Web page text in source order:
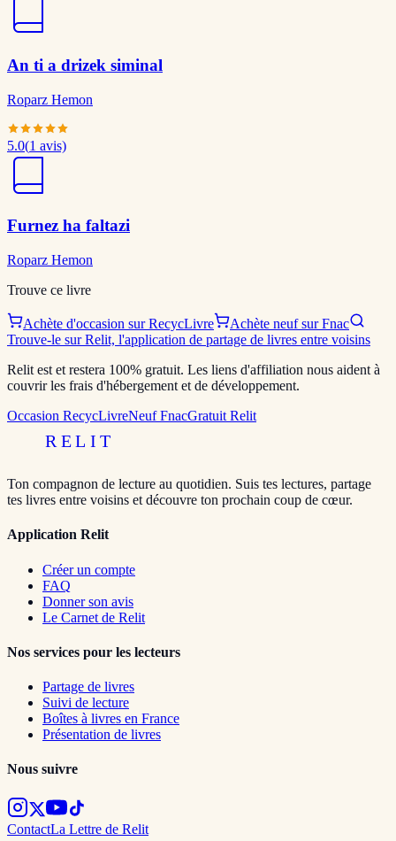
An ti a drizek siminal
Roparz Hemon
5.0(1 avis)
Furnez ha faltazi
Roparz Hemon
Trouve ce livre
Achète d'occasion sur RecycLivre
Achète neuf sur Fnac
Trouve-le sur Relit, l'application de partage de livres entre voisins
Relit est et restera 100% gratuit. Les liens d'affiliation nous aident à
couvrir les frais d'hébergement et de développement.
Occasion RecycLivreNeuf FnacGratuit Relit
RELIT
Ton compagnon de lecture au quotidien. Suis tes lectures, partage
tes livres entre voisins et découvre ton prochain coup de cœur.
Application Relit
Créer un compte
FAQ
Donner son avis
Le Carnet de Relit
Nos services pour les lecteurs
Partage de livres
Suivi de lecture
Boîtes à livres en France
Présentation de livres
Nous suivre
ContactLa Lettre de Relit